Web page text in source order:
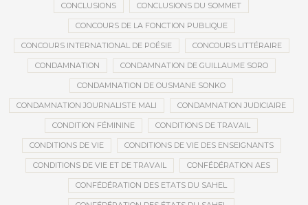
CONCLUSIONS CONCLUSIONS DU SOMMET
CONCOURS DE LA FONCTION PUBLIQUE
CONCOURS INTERNATIONAL DE POÉSIE CONCOURS LITTÉRAIRE
CONDAMNATION CONDAMNATION DE GUILLAUME SORO
CONDAMNATION DE OUSMANE SONKO
CONDAMNATION JOURNALISTE MALI CONDAMNATION JUDICIAIRE
CONDITION FÉMININE CONDITIONS DE TRAVAIL
CONDITIONS DE VIE CONDITIONS DE VIE DES ENSEIGNANTS
CONDITIONS DE VIE ET DE TRAVAIL CONFÉDÉRATION AES
CONFÉDÉRATION DES ETATS DU SAHEL